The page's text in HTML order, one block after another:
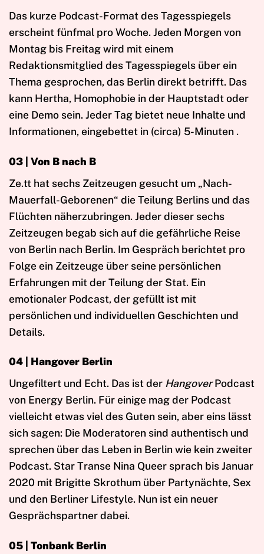
Das kurze Podcast-Format des Tagesspiegels
erscheint fünfmal pro Woche. Jeden Morgen von
Montag bis Freitag wird mit einem
Redaktionsmitglied des Tagesspiegels über ein
Thema gesprochen, das Berlin direkt betrifft. Das
kann Hertha, Homophobie in der Hauptstadt oder
eine Demo sein. Jeder Tag bietet neue Inhalte und
Informationen, eingebettet in (circa) 5-Minuten .
03 | Von B nach B
Ze.tt hat sechs Zeitzeugen gesucht um „Nach-
Mauerfall-Geborenen“ die Teilung Berlins und das
Flüchten näherzubringen. Jeder dieser sechs
Zeitzeugen begab sich auf die gefährliche Reise
von Berlin nach Berlin. Im Gespräch berichtet pro
Folge ein Zeitzeuge über seine persönlichen
Erfahrungen mit der Teilung der Stat. Ein
emotionaler Podcast, der gefüllt ist mit
persönlichen und individuellen Geschichten und
Details.
04 | Hangover Berlin
Ungefiltert und Echt. Das ist der HangoverPodcast
von Energy Berlin. Für einige mag der Podcast
vielleicht etwas viel des Guten sein, aber eins lässt
sich sagen: Die Moderatoren sind authentisch und
sprechen über das Leben in Berlin wie kein zweiter
Podcast. Star Transe Nina Queer sprach bis Januar
2020 mit Brigitte Skrothum über Partynächte, Sex
und den Berliner Lifestyle. Nun ist ein neuer
Gesprächspartner dabei.
05 | Tonbank Berlin